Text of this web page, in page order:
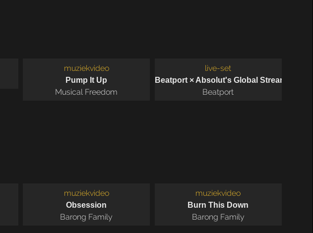
muziekvideo
Pump It Up
Musical Freedom
live-set
Beatport × Absolut's Global Stream
Beatport
muziekvideo
Obsession
Barong Family
muziekvideo
Burn This Down
Barong Family